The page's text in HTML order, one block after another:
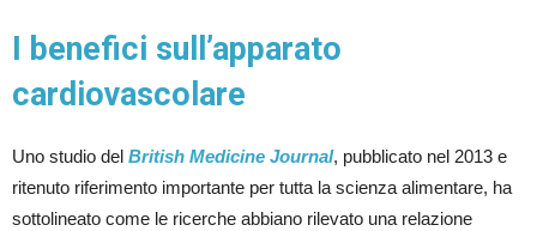
I benefici sull’apparato
cardiovascolare
Uno studio del British Medicine Journal, pubblicato nel 2013 e
ritenuto riferimento importante per tutta la scienza alimentare, ha
sottolineato come le ricerche abbiano rilevato una relazione